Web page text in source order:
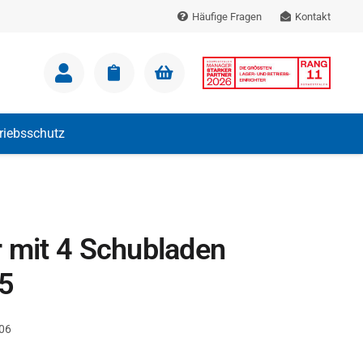
Häufige Fragen Kontakt
4 Schubladen